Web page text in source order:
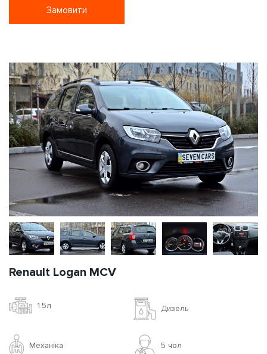
Замовити
Renault Logan MCV
1.5л Дизель
Механіка 5 чoл